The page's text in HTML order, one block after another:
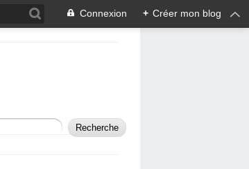
Connexion + Créer mon blog